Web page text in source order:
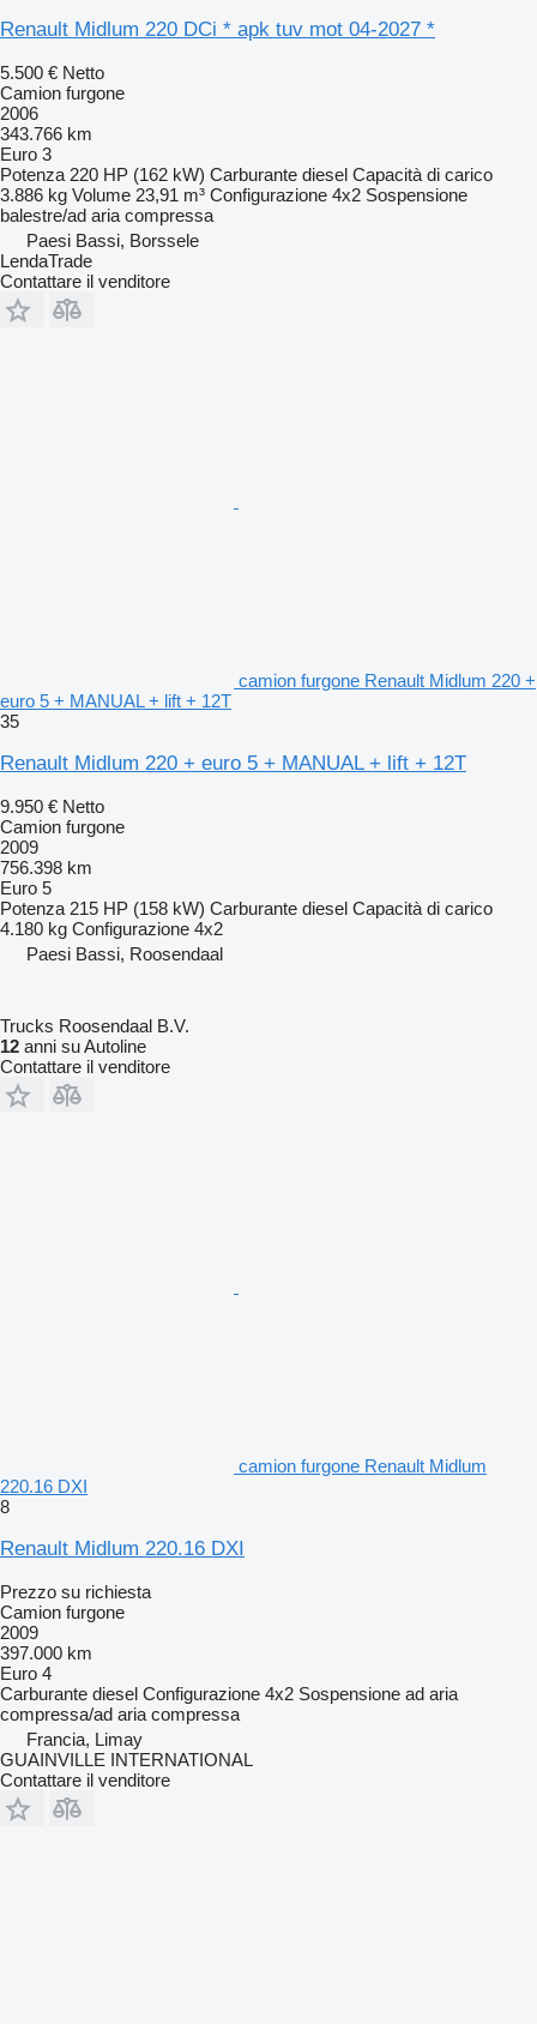
Renault Midlum 220 DCi * apk tuv mot 04-2027 *
5.500 € Netto
Camion furgone
2006
343.766 km
Euro 3
Potenza 220 HP (162 kW) Carburante diesel Capacità di carico
3.886 kg Volume 23,91 m³ Configurazione 4x2 Sospensione
balestre/ad aria compressa
Paesi Bassi, Borssele
LendaTrade
Contattare il venditore
camion furgone Renault Midlum 220 +
euro 5 + MANUAL + lift + 12T
35
Renault Midlum 220 + euro 5 + MANUAL + lift + 12T
9.950 € Netto
Camion furgone
2009
756.398 km
Euro 5
Potenza 215 HP (158 kW) Carburante diesel Capacità di carico
4.180 kg Configurazione 4x2
Paesi Bassi, Roosendaal
Trucks Roosendaal B.V.
12 anni su Autoline
Contattare il venditore
camion furgone Renault Midlum
220.16 DXI
8
Renault Midlum 220.16 DXI
Prezzo su richiesta
Camion furgone
2009
397.000 km
Euro 4
Carburante diesel Configurazione 4x2 Sospensione ad aria
compressa/ad aria compressa
Francia, Limay
GUAINVILLE INTERNATIONAL
Contattare il venditore